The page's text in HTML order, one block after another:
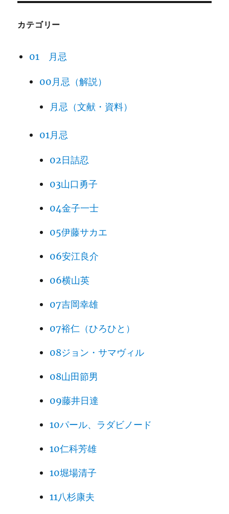
カテゴリー
01 月忌
00月忌（解説）
月忌（文献・資料）
01月忌
02日詰忍
03山口勇子
04金子一士
05伊藤サカエ
06安江良介
06横山英
07吉岡幸雄
07裕仁（ひろひと）
08ジョン・サマヴィル
08山田節男
09藤井日達
10パール、ラダビノード
10仁科芳雄
10堀場清子
11八杉康夫